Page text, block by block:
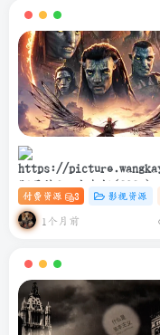
阿凡达3：火与烬(2025)
4K+1080P 中英双字 夸克
&迅雷下载
付费资源 3 影视资源
1个月前